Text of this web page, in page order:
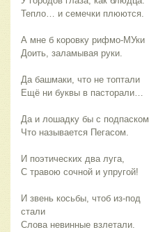
Тепло… и семечки плюются.
А мне б коровку рифмо-МУки
Доить, заламывая руки.
Да башмаки, что не топтали
Ещё ни буквы в пасторали…
Да и лошадку бы с подпаском,
Что называется Пегасом.
И поэтических два луга,
С травою сочной и упругой!
И звень косьбы, чтоб из-под
стали
Слова невинные взлетали.